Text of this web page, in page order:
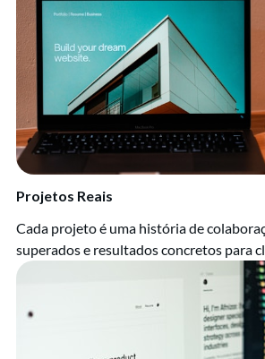
Projetos Reais
Cada projeto é uma história de
superados e resultados concretos para